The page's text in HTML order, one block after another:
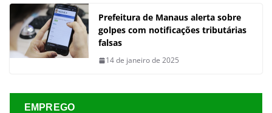
Prefeitura de Manaus alerta sobre
golpes com notificações tributárias
falsas
14 de janeiro de 2025
EMPREGO